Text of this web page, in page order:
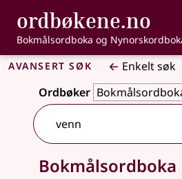
Gå til hovedinnhold
Tilgjengelighet
ordbøkene.no ,
Bokmålsordboka og
Avansert søk
Enkelt søk
Ordbøker
48 treff
Bokmålsordboka